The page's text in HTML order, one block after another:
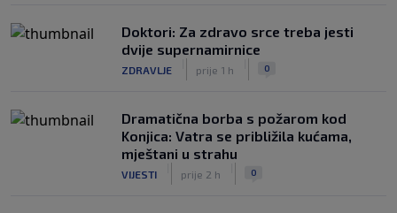
Doktori: Za zdravo srce treba jesti
dvije supernamirnice
ZDRAVLJE prije 1 h 0
Dramatična borba s požarom kod
Konjica: Vatra se približila kućama,
mještani u strahu
VIJESTI prije 2 h 0